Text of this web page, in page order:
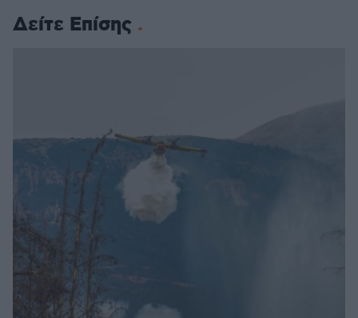
Δείτε Επίσης